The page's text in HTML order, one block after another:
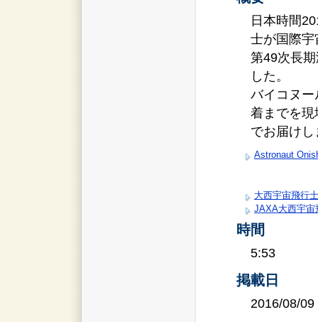
日本時間
士が国際
第49次長
した。
バイコヌ
着までを
でお届けし
Astronaut
大西宇宙飛行
JAXA大西宇宙
時間
5:53
掲載日
2016/08/09